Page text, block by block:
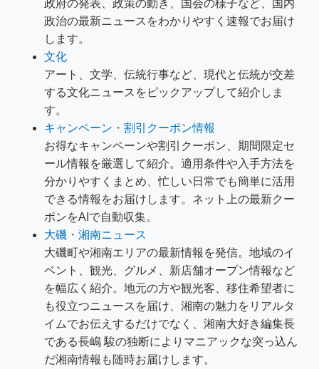
政府の発表、政策の動き、国会の様子など、国内
政治の最新ニュースをわかりやすく速報でお届け
します。
文化
アート、文学、伝統行事など、現代と伝統が交差
する文化ニュースをピックアップして紹介しま
す。
キャンペーン・割引クーポン情報
お得なキャンペーンや割引クーポン、期間限定セ
ール情報を厳選して紹介。適用条件や入手方法を
分かりやすくまとめ、忙しい日常でも簡単に活用
できる情報をお届けします。ネット上の最新クー
ポンをAIで自動収集。
大磯・湘南ニュース
大磯町や湘南エリアの最新情報を発信。地域のイ
ベント、観光、グルメ、新店舗オープン情報など
を幅広く紹介。地元の方や観光客、移住希望者に
も役立つニュースを届け、湘南の魅力をリアルタ
イムでお伝えするだけでなく、湘南大好き編集長
である長嶋 駿の独断によりマニアックな突っ込ん
だ湘南情報も随時お届けします。